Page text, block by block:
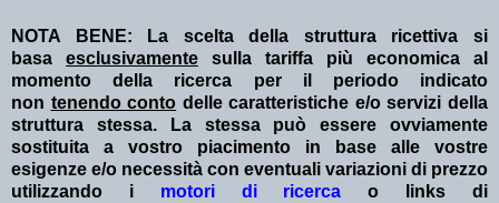
NOTA BENE: La scelta della struttura ricettiva si
basa esclusivamente sulla tariffa più economica al
momento della ricerca per il periodo indicato
non tenendo conto delle caratteristiche e/o servizi della
struttura stessa. La stessa può essere ovviamente
sostituita a vostro piacimento in base alle vostre
esigenze e/o necessità con eventuali variazioni di prezzo
utilizzando i motori di ricerca o links di